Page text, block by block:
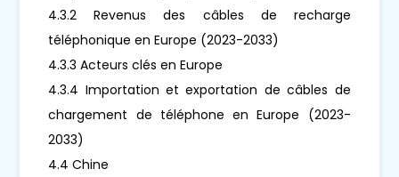
4.3.2 Revenus des câbles de recharge
téléphonique en Europe (2023-2033)
4.3.3 Acteurs clés en Europe
4.3.4 Importation et exportation de câbles de
chargement de téléphone en Europe (2023-
2033)
4.4 Chine